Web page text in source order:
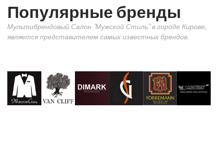
Популярные бренды
Мультибрендовый Салон "Мужской Стиль" в городе Кирове,
является представителем самых известных брендов.